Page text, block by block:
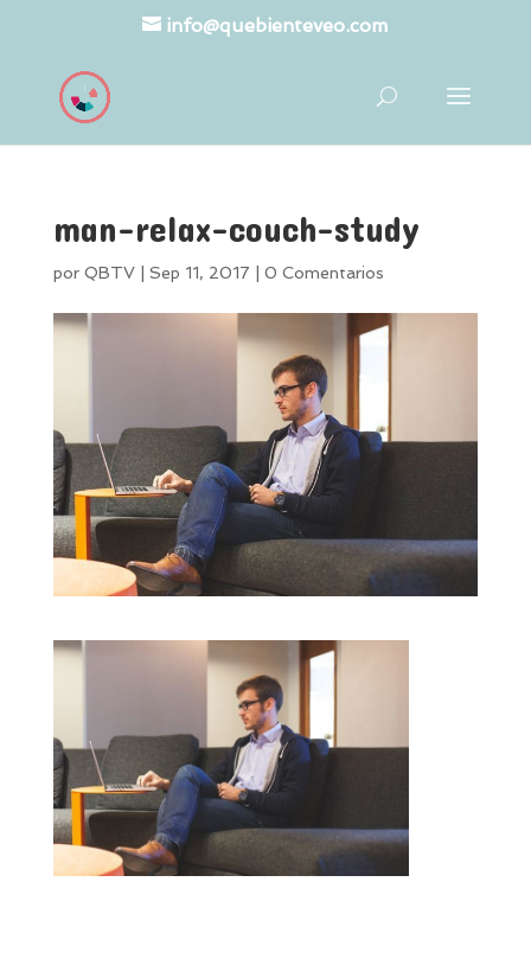
info@quebienteveo.com
man-relax-couch-study
por QBTV| Sep 11, 2017 0 Comentarios